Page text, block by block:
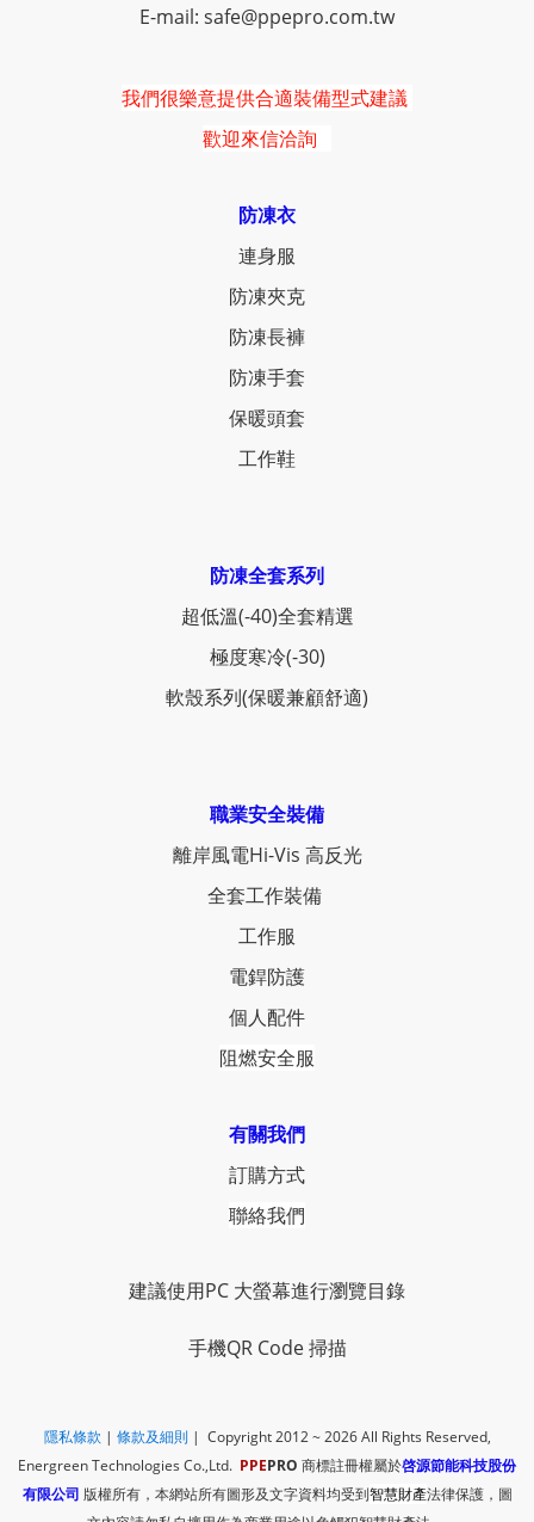
E-mail: safe@ppepro.com.tw
我們很樂意提供合適裝備型式建議
歡迎來信洽詢
防凍衣
連身服
防凍夾克
防凍長褲
防凍手套
保暖頭套
工作鞋
防凍全套系列
超低溫(-40)全套精選
極度寒冷(-30)
軟殼系列(保暖兼顧舒適)
職業安全裝備
離岸風電Hi-Vis 高反光
全套工作裝備
工作服
電銲防護
個人配件
阻燃安全服
有關我們
訂購方式
聯絡我們
建議使用PC 大螢幕進行瀏覽目錄
手機QR Code 掃描
隱私條款 | 條款及細則| Copyright 2012 ~ 2026 All Rights Reserved,
Energreen Technologies Co.,Ltd. PPEPRO 商標註冊權屬於啓源節能科技股份
有限公司 版權所有，本網站所有圖形及文字資料均受到智慧財產法律保護，圖